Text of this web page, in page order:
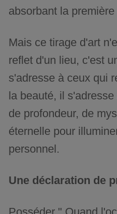
absorbant la
Mais ce tirage d'art
reflet d'un lieu, c'est
s'adresse à ceux qui
la beauté, il
de profondeur, de
éternelle pour
personnel.
Une déclaration de